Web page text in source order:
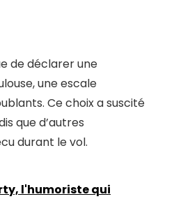
de déclarer une
une escale
Ce choix a suscité
que d’autres
durant le vol.
l'humoriste qui